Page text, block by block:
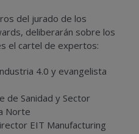
del jurado de los
deliberarán sobre los
el cartel de expertos:
4.0 y evangelista
de Sanidad y Sector
Norte
EIT Manufacturing